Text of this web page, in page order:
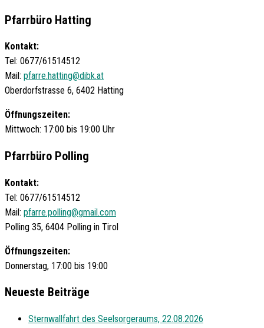
Pfarrbüro Hatting
Kontakt:
Tel: 0677/61514512
Mail: pfarre.hatting@dibk.at
Oberdorfstrasse 6, 6402 Hatting
Öffnungszeiten:
Mittwoch: 17:00 bis 19:00 Uhr
Pfarrbüro Polling
Kontakt:
Tel: 0677/61514512
Mail: pfarre.polling@gmail.com
Polling 35, 6404 Polling in Tirol
Öffnungszeiten:
Donnerstag, 17:00 bis 19:00
Neueste Beiträge
Sternwallfahrt des Seelsorgeraums, 22.08.2026